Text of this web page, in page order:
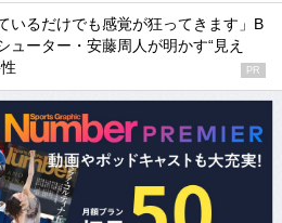
いるだけでも感覚が狂ってきます」B
ューター・安藤周人が明かす“見え
PR